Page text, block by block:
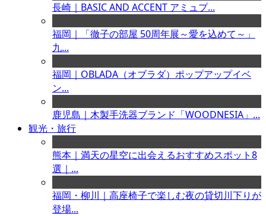
長崎｜BASIC AND ACCENT アミュプ...
福岡｜「徹子の部屋 50周年展～愛を込めて～」
九...
福岡｜OBLADA（オブラダ）ポップアップイベ
ン...
鹿児島｜木製手洗器ブランド「WOODNESIA」...
観光・旅行
熊本｜満天の星空に出会えるおすすめスポット8
選｜...
福岡・柳川｜高座椅子で楽しむ夜の貸切川下りが
登場...